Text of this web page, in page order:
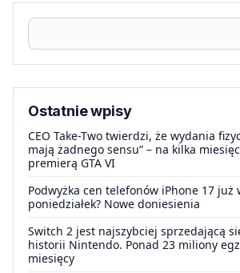
Ostatnie wpisy
CEO Take-Two twierdzi, że wydania
mają żadnego sensu” – na kilka
premierą GTA VI
Podwyżka cen telefonów iPhone 17 już
poniedziałek? Nowe doniesienia
Switch 2 jest najszybciej sprzedającą
historii Nintendo. Ponad 23 miliony
miesięcy